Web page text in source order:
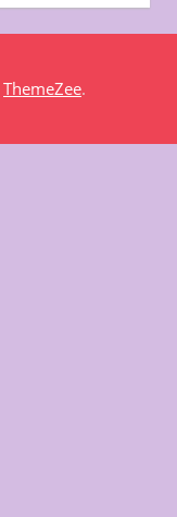
ThemeZee.